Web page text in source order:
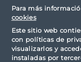
Para más
cookies
Este sitio web
con políticas de
visualizarlos y
instaladas por